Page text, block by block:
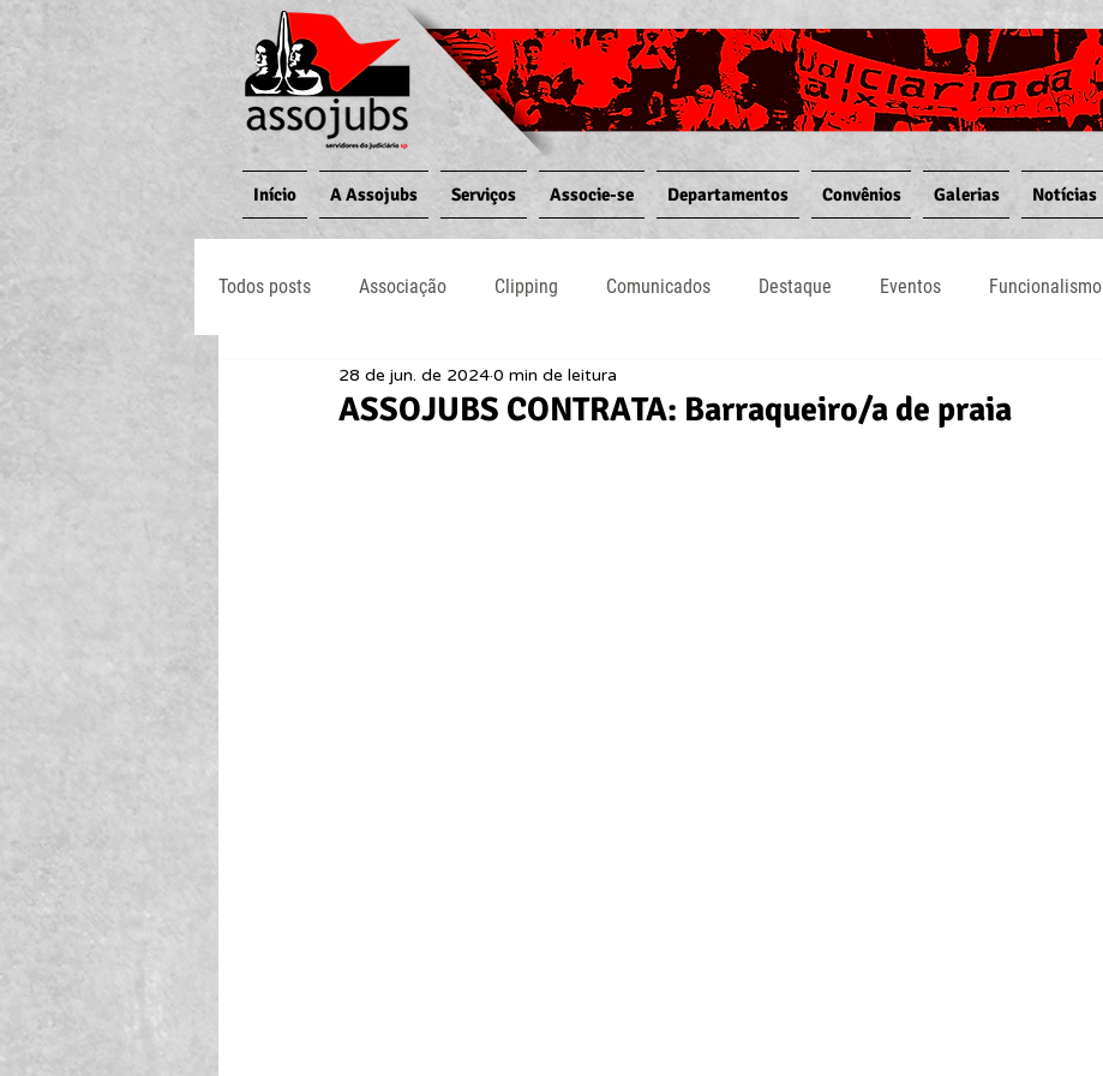
Início A Assojubs Serviços Associe-se Departamentos Convênios Galerias Notícias
Todos posts Associação Clipping Comunicados Destaque Eventos Funcionalismo
Jornal O Processo Judiciário Notícias
ASSOJUBS CONTRATA: Barraqueiro/a de praia
28 de jun. de 20240 min de leitura